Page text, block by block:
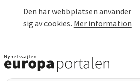
Den här webbplatsen använder
sig av cookies. Mer information